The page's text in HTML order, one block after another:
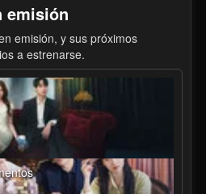
emisión
emisión, y sus próximos
a estrenarse.